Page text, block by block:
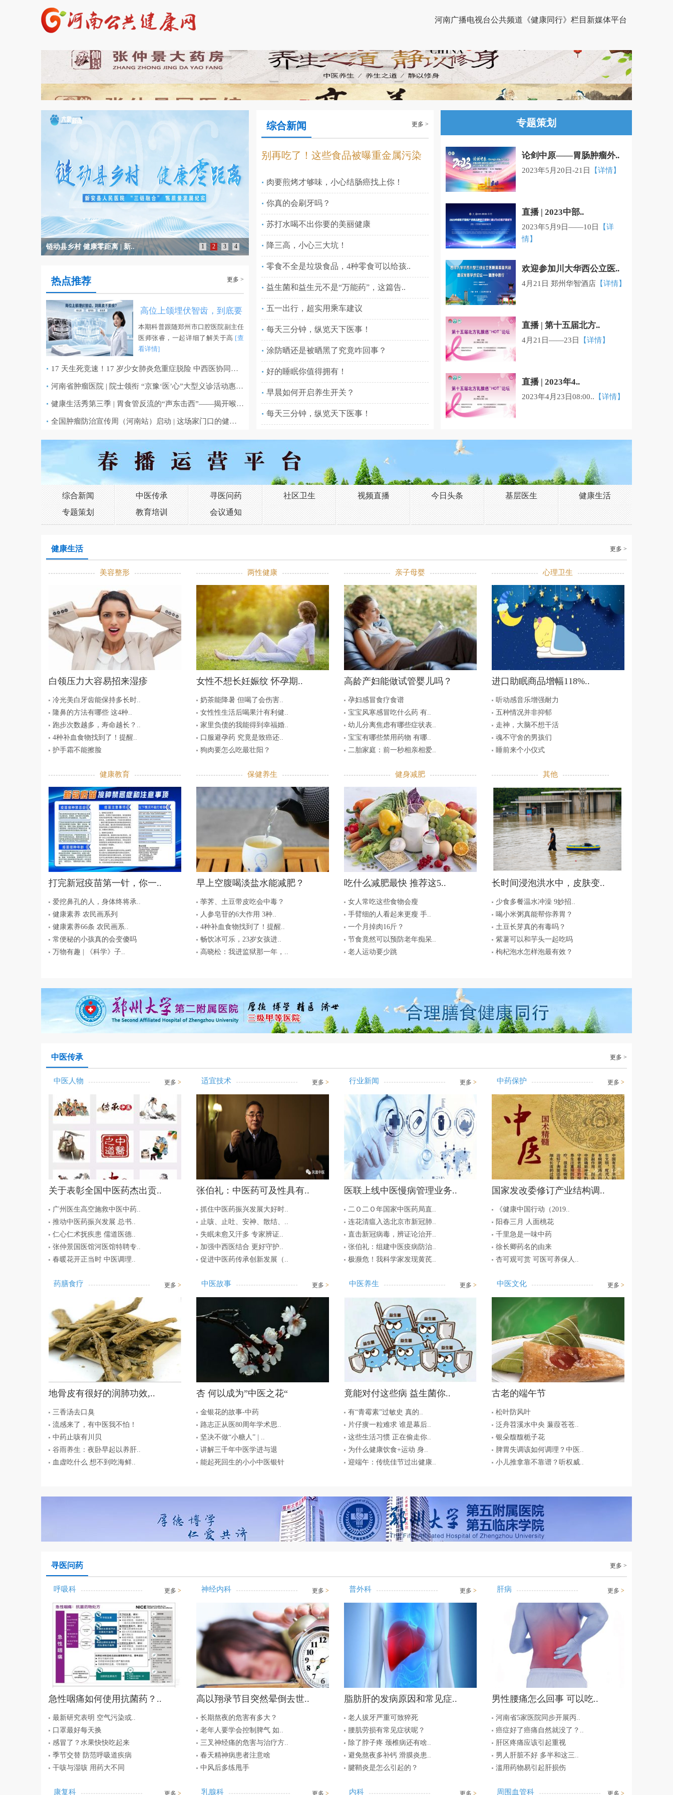
河南广播电视台公共频道《健康同行》栏目新媒体平台
链动县乡村 健康零距离 | 新.. 1 2 3 4
热点推荐 更多 >
高位上颌埋伏智齿，到底要
本期科普跟随郑州市口腔医院副主任
医师张睿，一起详细了解关于高 [查
看详情]
17 天生死竞速！17 岁少女肺炎危重症脱险 中西医协同托举生命希望
河南省肿瘤医院 | 院士领衔 “京豫‘医’心”大型义诊活动惠民生
健康生活秀第三季 | 胃食管反流的“声东击西”——揭开喉咙不适的隐藏病因
全国肿瘤防治宣传周（河南站）启动 | 这场家门口的健康服务干货满满，市民：“来值了！”
综合新闻 更多 >
别再吃了！这些食品被曝重金属污染
肉要煎烤才够味，小心结肠癌找上你！
你真的会刷牙吗？
苏打水喝不出你要的美丽健康
降三高，小心三大坑！
零食不全是垃圾食品，4种零食可以给孩..
益生菌和益生元不是“万能药”，这篇告..
五一出行，超实用乘车建议
每天三分钟，纵览天下医事！
涂防晒还是被晒黑了究竟咋回事？
好的睡眠你值得拥有！
早晨如何开启养生开关？
每天三分钟，纵览天下医事！
专题策划
论剑中原——胃肠肿瘤外..
2023年5月20日-21日 【详情】
直播 | 2023中部..
2023年5月9日——10日
【详
情】
欢迎参加川大华西公立医..
4月21日 郑州华智酒店 【详情】
直播 | 第十五届北方..
4月21日——23日 【详情】
直播 | 2023年4..
2023年4月23日08:00.. 【详情】
综合新闻 中医传承 寻医问药 社区卫生 视频直播 今日头条 基层医生
健康生活
专题策划
教育培训 会议通知
健康生活 更多 >
美容整形
白领压力大容易招来湿疹
冷光美白牙齿能保持多长时..
隆鼻的方法有哪些 这4种..
跑步次数越多，寿命越长？..
4种补血食物找到了！提醒..
护手霜不能擦脸
两性健康
女性不想长妊娠纹 怀孕期..
奶茶能降暑 但喝了会伤害..
女性性生活后喝果汁有利健..
家里负债的我能得到幸福婚..
口服避孕药 究竟是致癌还..
狗肉要怎么吃最壮阳？
亲子母婴
高龄产妇能做试管婴儿吗？
孕妇感冒食疗食谱
宝宝风寒感冒吃什么药 有..
幼儿分离焦虑有哪些症状表..
宝宝有哪些禁用药物 有哪..
二胎家庭：前一秒相亲相爱..
心理卫生
进口助眠商品增幅118%..
听动感音乐增强耐力
五种情况并非抑郁
走神，大脑不想干活
魂不守舍的男孩们
睡前来个小仪式
健康教育
打完新冠疫苗第一针，你一..
爱挖鼻孔的人，身体终将承..
健康素养 农民画系列
健康素养66条 农民画系..
常便秘的小孩真的会变傻吗
万物有趣 | 《科学》子..
保健养生
早上空腹喝淡盐水能减肥？
荸荠、土豆带皮吃会中毒？
人参皂苷的6大作用 3种..
4种补血食物找到了！提醒..
畅饮冰可乐，23岁女孩进..
高晓松：我进监狱那一年，..
健身减肥
吃什么减肥最快 推荐这5..
女人常吃这些食物会瘦
手臂细的人看起来更瘦 手..
一个月掉肉16斤？
节食竟然可以预防老年痴呆..
老人运动要少跳
其他
长时间浸泡洪水中，皮肤变..
少食多餐温水冲澡 9妙招..
喝小米粥真能帮你养胃？
土豆长芽真的有毒吗？
紫薯可以和芋头一起吃吗
枸杞泡水怎样泡最有效？
中医传承 更多 >
中医人物 更多 >
关于表彰全国中医药杰出贡..
广州医生高空施救中医中药..
推动中医药振兴发展 总书..
仁心仁术抚疾患 儒道医德..
张仲景国医馆河医馆特聘专..
春暖花开正当时 中医调理..
适宜技术 更多 >
张伯礼：中医药可及性具有..
抓住中医药振兴发展大好时..
止咳、止吐、安神、散结、..
失眠未愈又汗多 专家辨证..
加强中西医结合 更好守护..
促进中医药传承创新发展（..
行业新闻 更多 >
医联上线中医慢病管理业务..
二Ｏ二Ｏ年国家中医药局直..
连花清瘟入选北京市新冠肺..
直击新冠病毒，辨证论治开..
张伯礼：组建中医疫病防治..
极濒危！我科学家发现黄芪..
中药保护 更多 >
国家发改委修订产业结构调..
《健康中国行动（2019..
阳春三月 人面桃花
千里急是一味中药
徐长卿药名的由来
杏可观可赏 可医可养保人..
药膳食疗 更多 >
地骨皮有很好的润肺功效,..
三香汤去口臭
流感来了，有中医我不怕！
中药止咳有川贝
谷雨养生：夜卧早起以养肝..
血虚吃什么 想不到吃海鲜..
中医故事 更多 >
杏 何以成为”中医之花“
金银花的故事-中药
路志正从医80周年学术思..
坚决不做“小糖人” | ..
讲解三千年中医学进与退
能起死回生的小小中医银针
中医养生 更多 >
竟能对付这些病 益生菌你..
有“青霉素”过敏史 真的..
片仔癀一粒难求 谁是幕后..
这些生活习惯 正在偷走你..
为什么健康饮食+运动 身..
迎端午：传统佳节过出健康..
中医文化 更多 >
古老的端午节
松叶防风叶
泛舟苕溪水中央 蒹葭苍苍..
银朵馥馥栀子花
脾胃失调该如何调理？中医..
小儿推拿靠不靠谱？听权威..
寻医问药 更多 >
呼吸科 更多 >
急性咽痛如何使用抗菌药？..
最新研究表明 空气污染或..
口罩最好每天换
感冒了？水果快快吃起来
季节交替 防范呼吸道疾病
干咳与湿咳 用药大不同
神经内科 更多 >
高以翔录节目突然晕倒去世..
长期熬夜的危害有多大？
老年人要学会控制脾气 如..
三叉神经痛的危害与治疗方..
春天精神病患者注意啥
中风后多练甩手
普外科 更多 >
脂肪肝的发病原因和常见症..
老人拔牙严重可致猝死
腰肌劳损有常见症状呢？
除了脖子疼 颈椎病还有啥..
避免熬夜多补钙 滑膜炎患..
腱鞘炎是怎么引起的？
肝病 更多 >
男性腰痛怎么回事 可以吃..
河南省5家医院同步开展丙..
癌症好了癌痛自然就没了？..
肝区疼痛应该引起重视
男人肝脏不好 多半和这三..
滥用药物易引起肝损伤
康复科 更多 > 乳腺科 更多 > 内科 更多 > 周围血管科 更多 >